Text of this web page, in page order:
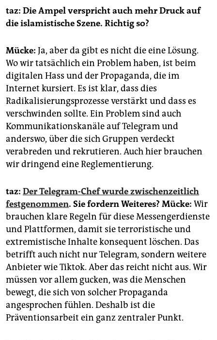
taz: Die Ampel verspricht auch mehr Druck auf
die islamistische Szene. Richtig so?
Mücke: Ja, aber da gibt es nicht die eine Lösung.
Wo wir tatsächlich ein Problem haben, ist beim
digitalen Hass und der Propaganda, die im
Internet kursiert. Es ist klar, dass dies
Radikalisierungsprozesse verstärkt und dass es
verschwinden sollte. Ein Problem sind auch
Kommunikationskanäle auf Telegram und
anderswo, über die sich Gruppen verdeckt
verabreden und rekrutieren. Auch hier brauchen
wir dringend eine Reglementierung.
taz: Der Telegram-Chef wurde zwischenzeitlich
festgenommen. Sie fordern Weiteres? Mücke: Wir
brauchen klare Regeln für diese Messengerdienste
und Plattformen, damit sie terroristische und
extremistische Inhalte konsequent löschen. Das
betrifft auch nicht nur Telegram, sondern weitere
Anbieter wie Tiktok. Aber das reicht nicht aus. Wir
müssen vor allem gucken, was die Menschen
bewegt, die sich von solcher Propaganda
angesprochen fühlen. Deshalb ist die
Präventionsarbeit ein ganz zentraler Punkt.